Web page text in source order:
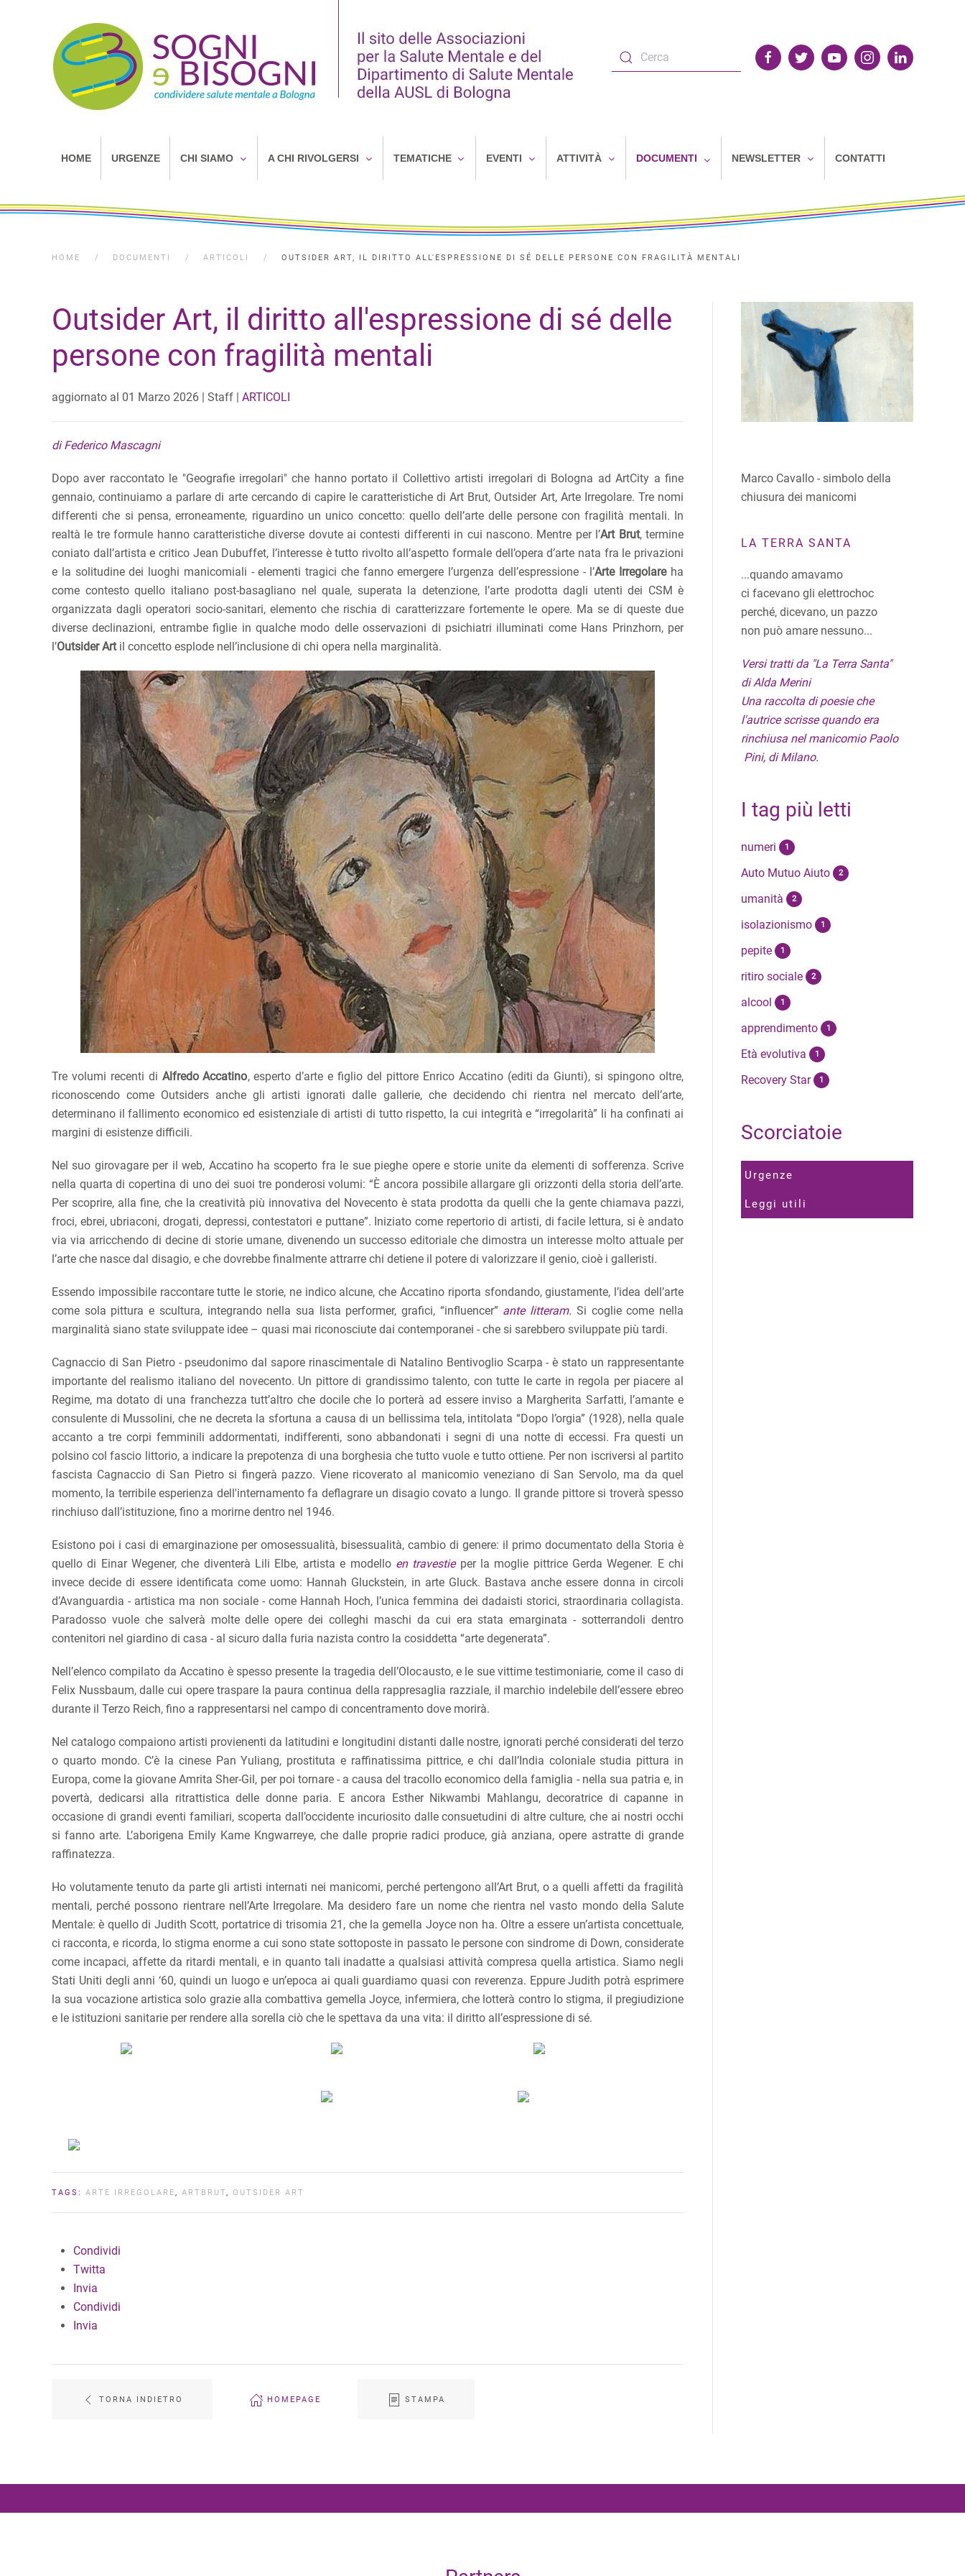
HOME URGENZE CHI SIAMO A CHI RIVOLGERSI TEMATICHE EVENTI ATTIVITÀ DOCUMENTI NEWSLETTER CONTATTI
HOME DOCUMENTI ARTICOLI OUTSIDER ART, IL DIRITTO ALL'ESPRESSIONE DI SÉ DELLE PERSONE CON FRAGILITÀ MENTALI
Outsider Art, il diritto all'espressione di sé delle
persone con fragilità mentali
aggiornato al 01 Marzo 2026 | Staff | ARTICOLI
di Federico Mascagni
Dopo aver raccontato le "Geografie irregolari" che hanno portato il Collettivo artisti irregolari di Bologna ad ArtCity a fine
gennaio, continuiamo a parlare di arte cercando di capire le caratteristiche di Art Brut, Outsider Art, Arte Irregolare. Tre nomi
differenti che si pensa, erroneamente, riguardino un unico concetto: quello dell’arte delle persone con fragilità mentali. In
realtà le tre formule hanno caratteristiche diverse dovute ai contesti differenti in cui nascono. Mentre per l’Art Brut, termine
coniato dall’artista e critico Jean Dubuffet, l’interesse è tutto rivolto all’aspetto formale dell’opera d’arte nata fra le privazioni
e la solitudine dei luoghi manicomiali - elementi tragici che fanno emergere l’urgenza dell’espressione - l’Arte Irregolareha
come contesto quello italiano post-basagliano nel quale, superata la detenzione, l’arte prodotta dagli utenti dei CSM è
organizzata dagli operatori socio-sanitari, elemento che rischia di caratterizzare fortemente le opere. Ma se di queste due
diverse declinazioni, entrambe figlie in qualche modo delle osservazioni di psichiatri illuminati come Hans Prinzhorn, per
l’Outsider Artil concetto esplode nell’inclusione di chi opera nella marginalità.
Tre volumi recenti di Alfredo Accatino, esperto d’arte e figlio del pittore Enrico Accatino (editi da Giunti), si spingono oltre,
riconoscendo come Outsiders anche gli artisti ignorati dalle gallerie, che decidendo chi rientra nel mercato dell’arte,
determinano il fallimento economico ed esistenziale di artisti di tutto rispetto, la cui integrità e “irregolarità” li ha confinati ai
margini di esistenze difficili.
Nel suo girovagare per il web, Accatino ha scoperto fra le sue pieghe opere e storie unite da elementi di sofferenza. Scrive
nella quarta di copertina di uno dei suoi tre ponderosi volumi: “È ancora possibile allargare gli orizzonti della storia dell’arte.
Per scoprire, alla fine, che la creatività più innovativa del Novecento è stata prodotta da quelli che la gente chiamava pazzi,
froci, ebrei, ubriaconi, drogati, depressi, contestatori e puttane”. Iniziato come repertorio di artisti, di facile lettura, si è andato
via via arricchendo di decine di storie umane, divenendo un successo editoriale che dimostra un interesse molto attuale per
l’arte che nasce dal disagio, e che dovrebbe finalmente attrarre chi detiene il potere di valorizzare il genio, cioè i galleristi.
Essendo impossibile raccontare tutte le storie, ne indico alcune, che Accatino riporta sfondando, giustamente, l’idea dell’arte
come sola pittura e scultura, integrando nella sua lista performer, grafici, “influencer” ante litteram. Si coglie come nella
marginalità siano state sviluppate idee – quasi mai riconosciute dai contemporanei - che si sarebbero sviluppate più tardi.
Cagnaccio di San Pietro - pseudonimo dal sapore rinascimentale di Natalino Bentivoglio Scarpa - è stato un rappresentante
importante del realismo italiano del novecento. Un pittore di grandissimo talento, con tutte le carte in regola per piacere al
Regime, ma dotato di una franchezza tutt’altro che docile che lo porterà ad essere inviso a Margherita Sarfatti, l’amante e
consulente di Mussolini, che ne decreta la sfortuna a causa di un bellissima tela, intitolata “Dopo l’orgia” (1928), nella quale
accanto a tre corpi femminili addormentati, indifferenti, sono abbandonati i segni di una notte di eccessi. Fra questi un
polsino col fascio littorio, a indicare la prepotenza di una borghesia che tutto vuole e tutto ottiene. Per non iscriversi al partito
fascista Cagnaccio di San Pietro si fingerà pazzo. Viene ricoverato al manicomio veneziano di San Servolo, ma da quel
momento, la terribile esperienza dell'internamento fa deflagrare un disagio covato a lungo. Il grande pittore si troverà spesso
rinchiuso dall’istituzione, fino a morirne dentro nel 1946.
Esistono poi i casi di emarginazione per omosessualità, bisessualità, cambio di genere: il primo documentato della Storia è
quello di Einar Wegener, che diventerà Lili Elbe, artista e modello en travestieper la moglie pittrice Gerda Wegener. E chi
invece decide di essere identificata come uomo: Hannah Gluckstein, in arte Gluck. Bastava anche essere donna in circoli
d’Avanguardia - artistica ma non sociale - come Hannah Hoch, l’unica femmina dei dadaisti storici, straordinaria collagista.
Paradosso vuole che salverà molte delle opere dei colleghi maschi da cui era stata emarginata - sotterrandoli dentro
contenitori nel giardino di casa - al sicuro dalla furia nazista contro la cosiddetta “arte degenerata”.
Nell’elenco compilato da Accatino è spesso presente la tragedia dell’Olocausto, e le sue vittime testimoniarie, come il caso di
Felix Nussbaum, dalle cui opere traspare la paura continua della rappresaglia razziale, il marchio indelebile dell’essere ebreo
durante il Terzo Reich, fino a rappresentarsi nel campo di concentramento dove morirà.
Nel catalogo compaiono artisti provienenti da latitudini e longitudini distanti dalle nostre, ignorati perché considerati del terzo
o quarto mondo. C’è la cinese Pan Yuliang, prostituta e raffinatissima pittrice, e chi dall’India coloniale studia pittura in
Europa, come la giovane Amrita Sher-Gil, per poi tornare - a causa del tracollo economico della famiglia - nella sua patria e, in
povertà, dedicarsi alla ritrattistica delle donne paria. E ancora Esther Nikwambi Mahlangu, decoratrice di capanne in
occasione di grandi eventi familiari, scoperta dall’occidente incuriosito dalle consuetudini di altre culture, che ai nostri occhi
si fanno arte. L’aborigena Emily Kame Kngwarreye, che dalle proprie radici produce, già anziana, opere astratte di grande
raffinatezza.
Ho volutamente tenuto da parte gli artisti internati nei manicomi, perché pertengono all’Art Brut, o a quelli affetti da fragilità
mentali, perché possono rientrare nell’Arte Irregolare. Ma desidero fare un nome che rientra nel vasto mondo della Salute
Mentale: è quello di Judith Scott, portatrice di trisomia 21, che la gemella Joyce non ha. Oltre a essere un’artista concettuale,
ci racconta, e ricorda, lo stigma enorme a cui sono state sottoposte in passato le persone con sindrome di Down, considerate
come incapaci, affette da ritardi mentali, e in quanto tali inadatte a qualsiasi attività compresa quella artistica. Siamo negli
Stati Uniti degli anni ‘60, quindi un luogo e un’epoca ai quali guardiamo quasi con reverenza. Eppure Judith potrà esprimere
la sua vocazione artistica solo grazie alla combattiva gemella Joyce, infermiera, che lotterà contro lo stigma, il pregiudizione
e le istituzioni sanitarie per rendere alla sorella ciò che le spettava da una vita: il diritto all’espressione di sé.
TAGS: ARTE IRREGOLARE, ARTBRUT, OUTSIDER ART
Condividi
Twitta
Invia
Condividi
Invia
TORNA INDIETRO HOMEPAGE STAMPA
Marco Cavallo - simbolo della
chiusura dei manicomi
LA TERRA SANTA
...quando amavamo
ci facevano gli elettrochoc
perché, dicevano, un pazzo
non può amare nessuno...
Versi tratti da "La Terra Santa"
di Alda Merini
Una raccolta di poesie che
l'autrice scrisse quando era
rinchiusa nel manicomio Paolo
Pini, di Milano.
I tag più letti
numeri 1
Auto Mutuo Aiuto 2
umanità 2
isolazionismo 1
pepite 1
ritiro sociale 2
alcool 1
apprendimento 1
Età evolutiva 1
Recovery Star 1
Scorciatoie
Urgenze
Leggi utili